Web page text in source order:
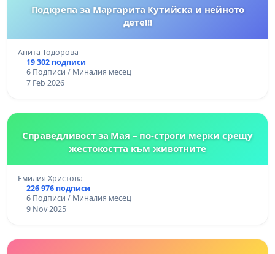
Подкрепа за Маргарита Кутийска и нейното
дете!!!
Анита Тодорова
19 302 подписи
6 Подписи / Миналия месец
7 Feb 2026
Справедливост за Мая – по-строги мерки срещу
жестокостта към животните
Емилия Христова
226 976 подписи
6 Подписи / Миналия месец
9 Nov 2025